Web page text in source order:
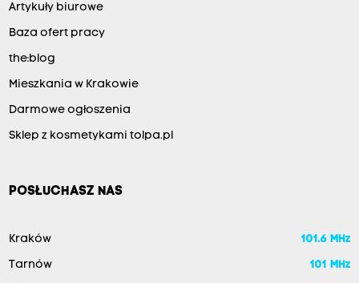
Artykuły biurowe
Baza ofert pracy
the:blog
Mieszkania w Krakowie
Darmowe ogłoszenia
Sklep z kosmetykami tolpa.pl
POSŁUCHASZ NAS
Kraków 101.6 MHz
Tarnów 101 MHz